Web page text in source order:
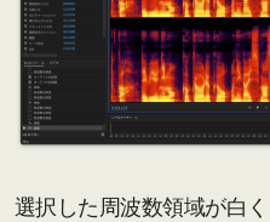
選択した周波数領域が白